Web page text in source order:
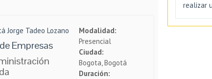
Jorge Tadeo Lozano
Empresas
Modalidad:
Presencial
Ciudad:
Bogota, Bogotá
Duración:
realizar